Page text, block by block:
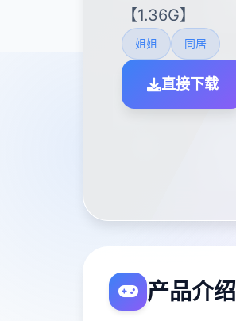
【1.36G】
姐姐 同居
直接下载
产品介绍